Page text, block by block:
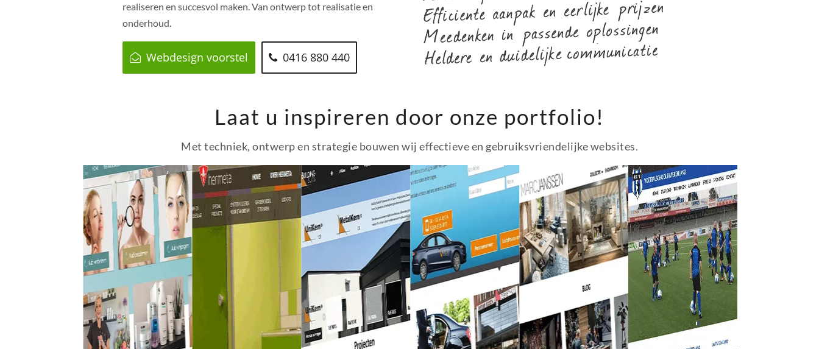
realiseren en succesvol maken. Van ontwerp tot realisatie en
onderhoud.
Webdesign voorstel 0416 880 440
Laat u inspireren door onze portfolio!
Met techniek, ontwerp en strategie bouwen wij effectieve en gebruiksvriendelijke websites.